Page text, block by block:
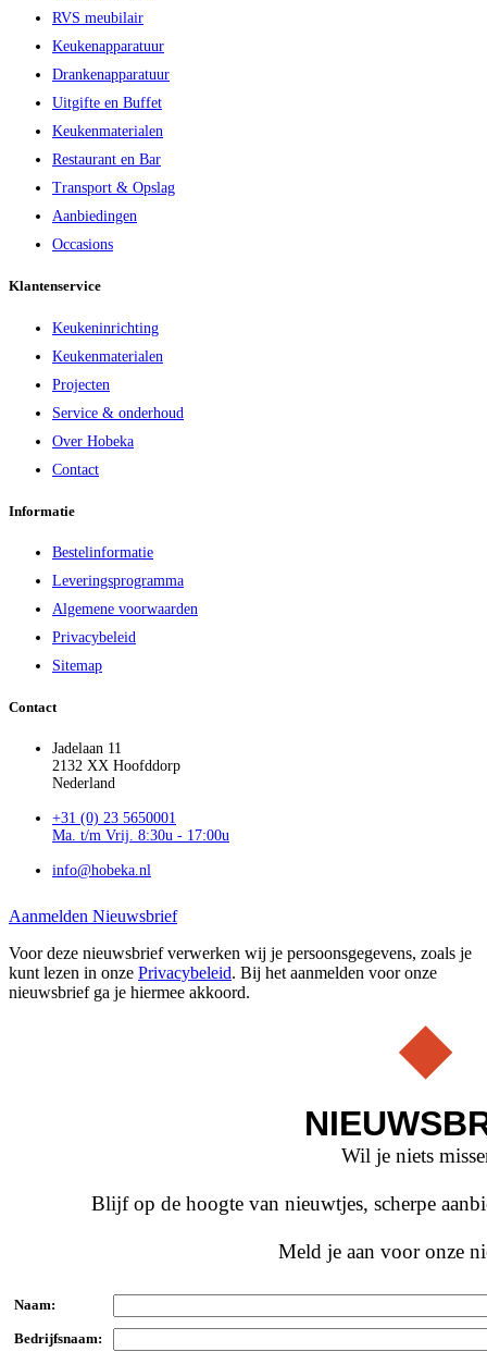
RVS meubilair
Keukenapparatuur
Drankenapparatuur
Uitgifte en Buffet
Keukenmaterialen
Restaurant en Bar
Transport & Opslag
Aanbiedingen
Occasions
Klantenservice
Keukeninrichting
Keukenmaterialen
Projecten
Service & onderhoud
Over Hobeka
Contact
Informatie
Bestelinformatie
Leveringsprogramma
Algemene voorwaarden
Privacybeleid
Sitemap
Contact
Jadelaan 11
2132 XX Hoofddorp
Nederland
+31 (0) 23 5650001
Ma. t/m Vrij. 8:30u - 17:00u
info@hobeka.nl
Aanmelden Nieuwsbrief
Voor deze nieuwsbrief verwerken wij je persoonsgegevens, zoals je
kunt lezen in onze Privacybeleid. Bij het aanmelden voor onze
nieuwsbrief ga je hiermee akkoord.
Wil je niets
Blijf op de hoogte van nieuwtjes, scherpe
Meld je aan voor onze
Naam:
Bedrijfsnaam: